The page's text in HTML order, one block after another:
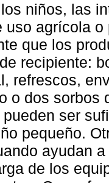
niños, las
uso agrícola
que los
recipiente:
refrescos,
o dos sorbos
ser
pequeño.
ayudan
de los